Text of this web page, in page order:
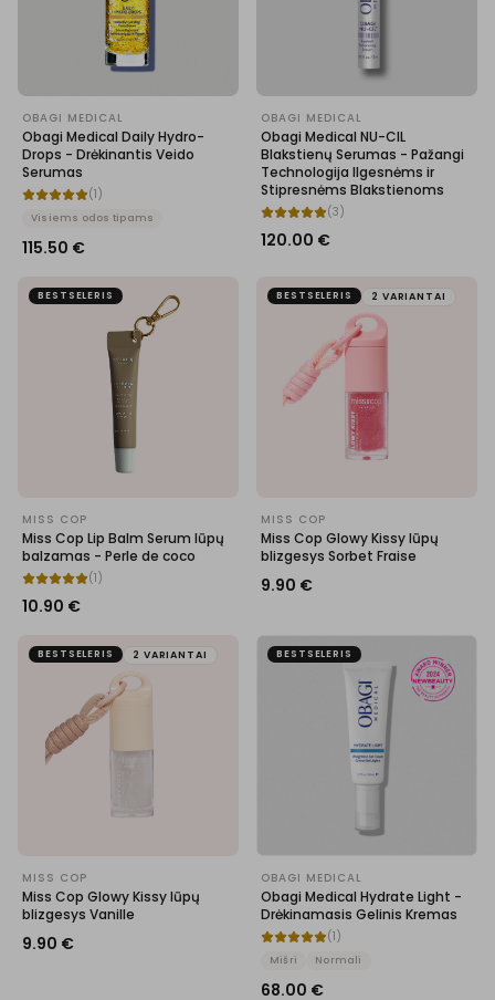
OBAGI MEDICAL
Obagi Medical Daily Hydro-
Drops - Drėkinantis Veido
Serumas
(1 )
Visiems odos tipams
115.50 €
OBAGI MEDICAL
Obagi Medical NU-CIL
Blakstienų Serumas - Pažangi
Technologija Ilgesnėms ir
Stipresnėms Blakstienoms
(3 )
120.00 €
BESTSELERIS
MISS COP
Miss Cop Lip Balm Serum lūpų
balzamas - Perle de coco
(1 )
10.90 €
BESTSELERIS 2 VARIANTAI
MISS COP
Miss Cop Glowy Kissy lūpų
blizgesys Sorbet Fraise
9.90 €
BESTSELERIS 2 VARIANTAI
MISS COP
Miss Cop Glowy Kissy lūpų
blizgesys Vanille
9.90 €
BESTSELERIS
OBAGI MEDICAL
Obagi Medical Hydrate Light -
Drėkinamasis Gelinis Kremas
(1 )
Mišri Normali
68.00 €